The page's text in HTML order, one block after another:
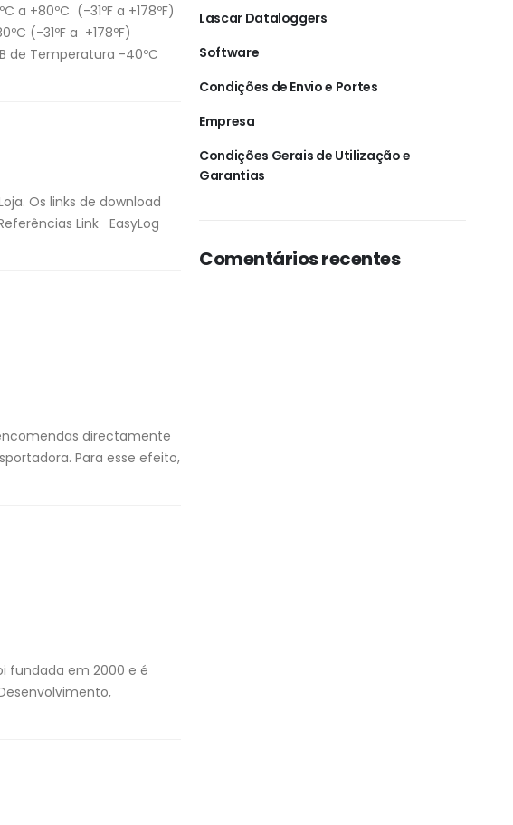
a +80ºC (-31ºF a +178ºF)
(-31ºF a +178ºF)
de Temperatura -40ºC
Os links de download
Link EasyLog
directamente
Para esse efeito,
em 2000 e é
Lascar Dataloggers
Software
Condições de Envio e Portes
Empresa
Condições Gerais de Utilização e
Garantias
Comentários recentes